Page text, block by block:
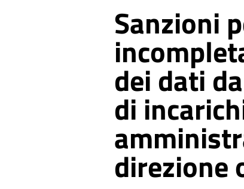
Sanzioni
dei dati
di
direzione